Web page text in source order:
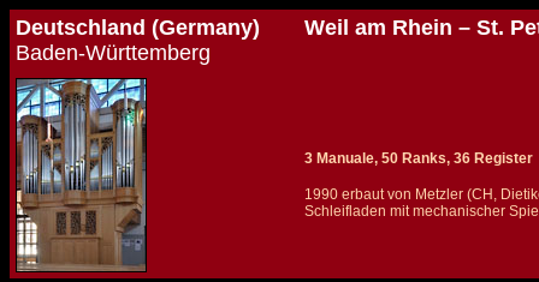
Deutschland (Germany)
Baden-Württemberg
Weil am Rhein – St.
3 Manuale, 50 Ranks, 36 Register
1990 erbaut von Metzler (CH,
Schleifladen mit mechanischer